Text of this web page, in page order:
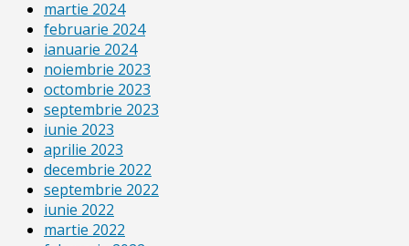
martie 2024
februarie 2024
ianuarie 2024
noiembrie 2023
octombrie 2023
septembrie 2023
iunie 2023
aprilie 2023
decembrie 2022
septembrie 2022
iunie 2022
martie 2022